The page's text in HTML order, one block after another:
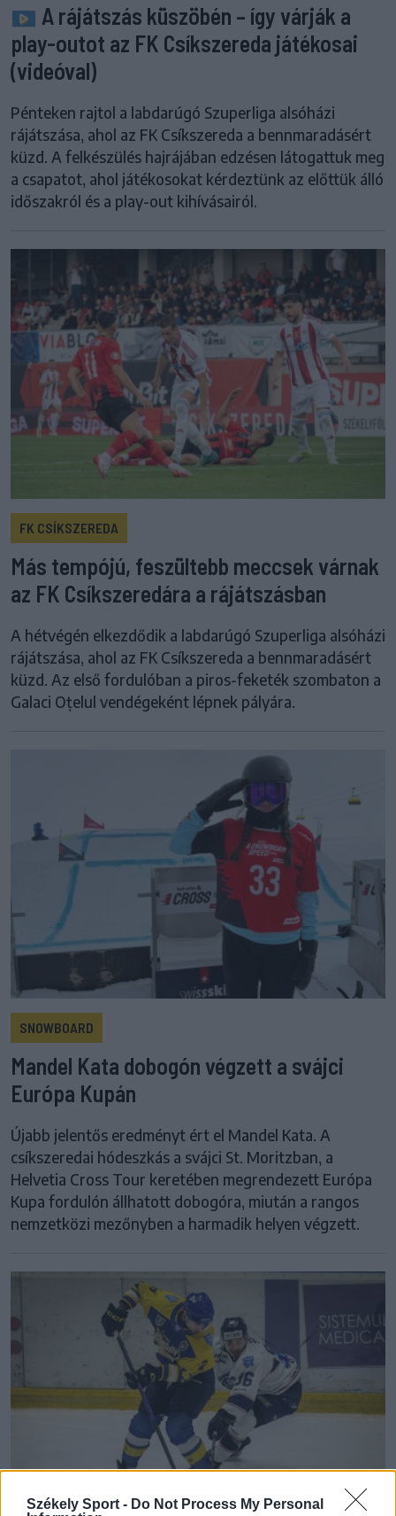
Székely Sport - Do Not Process My Personal
A rájátszás küszöbén – így várják a
play-outot az FK Csíkszereda játékosai
(videóval)
Pénteken rajtol a labdarúgó Szuperliga alsóházi
rájátszása, ahol az FK Csíkszereda a bennmaradásért
küzd. A felkészülés hajrájában edzésen látogattuk meg
a csapatot, ahol játékosokat kérdeztünk az előttük álló
időszakról és a play-out kihívásairól.
FK CSÍKSZEREDA
Más tempójú, feszültebb meccsek várnak
az FK Csíkszeredára a rájátszásban
A hétvégén elkezdődik a labdarúgó Szuperliga alsóházi
rájátszása, ahol az FK Csíkszereda a bennmaradásért
küzd. Az első fordulóban a piros-feketék szombaton a
Galaci Oțelul vendégeként lépnek pályára.
SNOWBOARD
Mandel Kata dobogón végzett a svájci
Európa Kupán
Újabb jelentős eredményt ért el Mandel Kata. A
csíkszeredai hódeszkás a svájci St. Moritzban, a
Helvetia Cross Tour keretében megrendezett Európa
Kupa fordulón állhatott dobogóra, miután a rangos
nemzetközi mezőnyben a harmadik helyen végzett.